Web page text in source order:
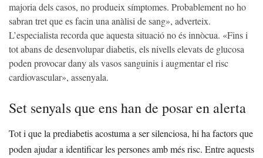
majoria dels casos, no produeix símptomes. Probablement no ho
sabran tret que es facin una anàlisi de sang», adverteix.
L’especialista recorda que aquesta situació no és innòcua. «Fins i
tot abans de desenvolupar diabetis, els nivells elevats de glucosa
poden provocar dany als vasos sanguinis i augmentar el risc
cardiovascular», assenyala.
Set senyals que ens han de posar en alerta
Tot i que la prediabetis acostuma a ser silenciosa, hi ha factors que
poden ajudar a identificar les persones amb més risc. Entre aquests